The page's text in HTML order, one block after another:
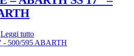
Leggi tutto